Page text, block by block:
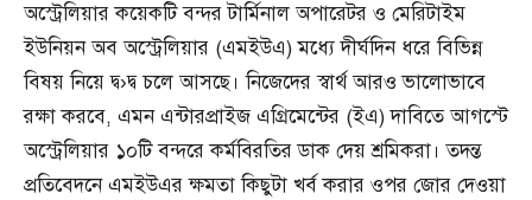
অস্ট্রেলিয়ার কয়েকটি বন্দর টার্মিনাল অপারেটর ও মেরিটাইম
ইউনিয়ন অব অস্ট্রেলিয়ার (এমইউএ) মধ্যে দীর্ঘদিন ধরে বিভিন্ন
বিষয় নিয়ে দ্ব›দ্ব চলে আসছে। নিজেদের স্বার্থ আরও ভালোভাবে
রক্ষা করবে, এমন এন্টারপ্রাইজ এগ্রিমেন্টের (ইএ) দাবিতে আগস্টে
অস্ট্রেলিয়ার ১০টি বন্দরে কর্মবিরতির ডাক দেয় শ্রমিকরা। তদন্ত
প্রতিবেদনে এমইউএর ক্ষমতা কিছুটা খর্ব করার ওপর জোর দেওয়া